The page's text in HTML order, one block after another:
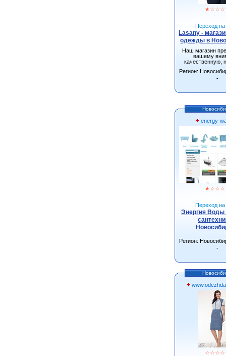
★☆☆☆
Переход на
Lasany -
одежды в
Наш магазин
вашему
качественную,
Регион:
-
energy-
★☆☆☆
Переход на
Энергия Воды
Регион:
-
☆☆☆☆